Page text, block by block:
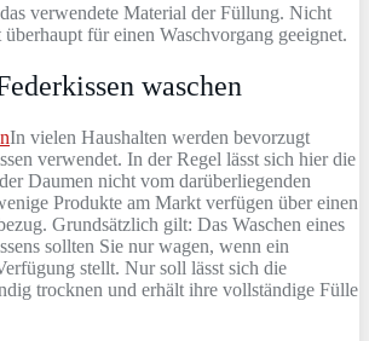
verwendete Material der Füllung. Nicht
für einen Waschvorgang geeignet.
waschen
In vielen Haushalten werden bevorzugt
verwendet. In der Regel lässt sich hier die
Daumen nicht vom darüberliegenden
Produkte am Markt verfügen über einen
Grundsätzlich gilt: Das Waschen eines
sollten Sie nur wagen, wenn ein
stellt. Nur soll lässt sich die
trocknen und erhält ihre vollständige Fülle